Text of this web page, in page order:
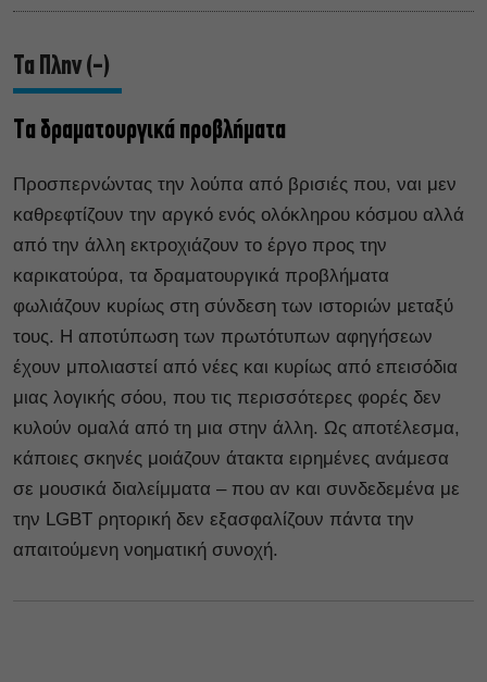
Τα Πλην (-)
Tα δραματουργικά προβλήματα
Προσπερνώντας την λούπα από βρισιές που, ναι μεν
καθρεφτίζουν την αργκό ενός ολόκληρου κόσμου αλλά
από την άλλη εκτροχιάζουν το έργο προς την
καρικατούρα, τα δραματουργικά προβλήματα
φωλιάζουν κυρίως στη σύνδεση των ιστοριών μεταξύ
τους. Η αποτύπωση των πρωτότυπων αφηγήσεων
έχουν μπολιαστεί από νέες και κυρίως από επεισόδια
μιας λογικής σόου, που τις περισσότερες φορές δεν
κυλούν ομαλά από τη μια στην άλλη. Ως αποτέλεσμα,
κάποιες σκηνές μοιάζουν άτακτα ειρημένες ανάμεσα
σε μουσικά διαλείμματα – που αν και συνδεδεμένα με
την LGBT ρητορική δεν εξασφαλίζουν πάντα την
απαιτούμενη νοηματική συνοχή.